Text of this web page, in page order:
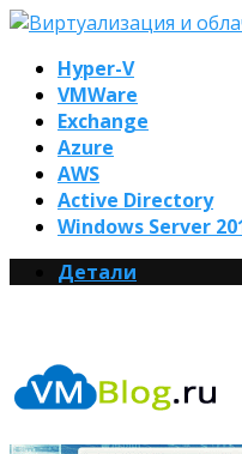
Hyper-V
VMWare
Exchange
Azure
AWS
Active Directory
Windows Server
Детали